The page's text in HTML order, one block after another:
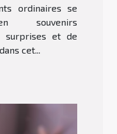
ordinaires se
souvenirs
surprises et de
cet...